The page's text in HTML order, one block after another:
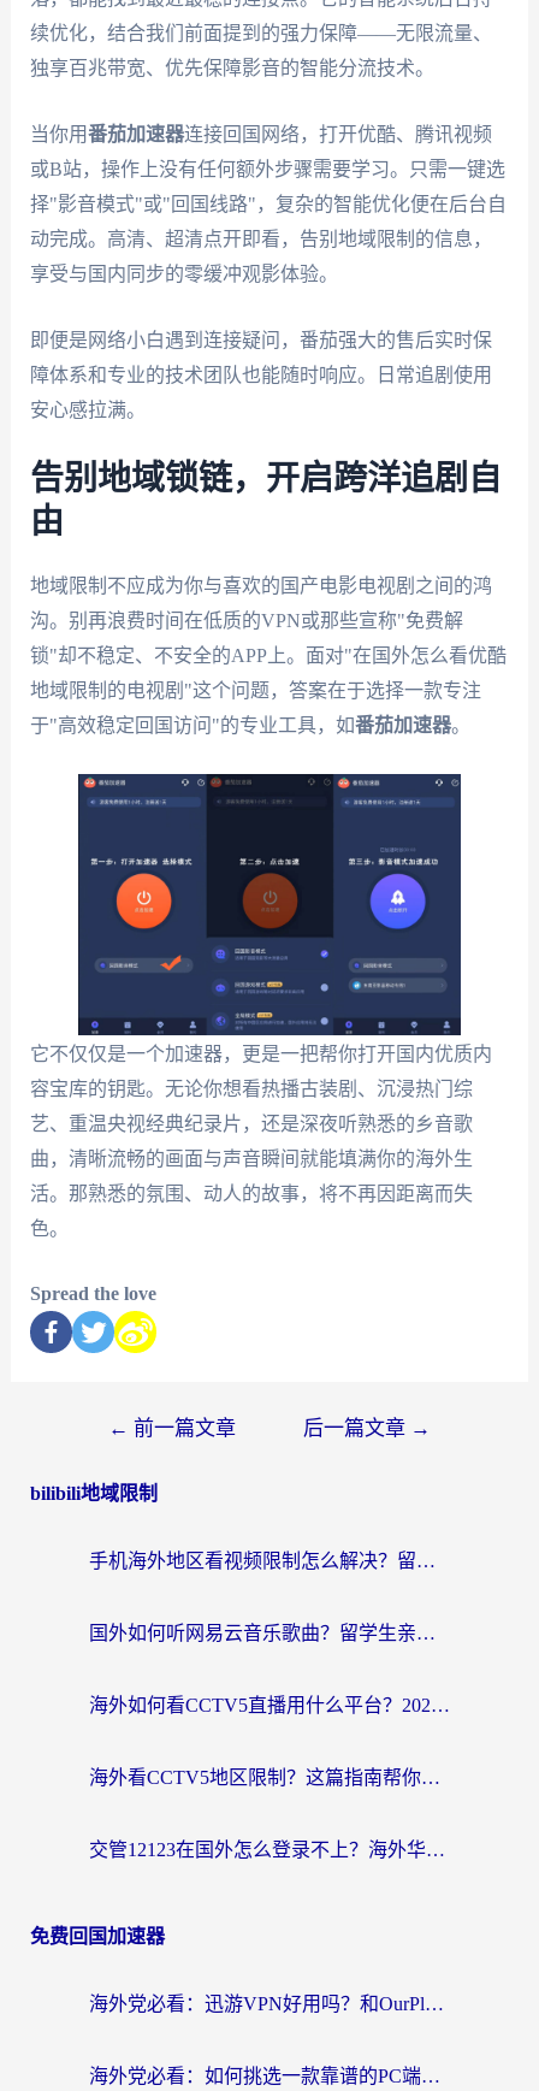
续优化，结合我们前面提到的强力保障——无限流量、
独享百兆带宽、优先保障影音的智能分流技术。
当你用番茄加速器连接回国网络，打开优酷、腾讯视频
或B站，操作上没有任何额外步骤需要学习。只需一键选
择"影音模式"或"回国线路"，复杂的智能优化便在后台自
动完成。高清、超清点开即看，告别地域限制的信息，
享受与国内同步的零缓冲观影体验。
即便是网络小白遇到连接疑问，番茄强大的售后实时保
障体系和专业的技术团队也能随时响应。日常追剧使用
安心感拉满。
告别地域锁链，开启跨洋追剧自
由
地域限制不应成为你与喜欢的国产电影电视剧之间的鸿
沟。别再浪费时间在低质的VPN或那些宣称"免费解
锁"却不稳定、不安全的APP上。面对"在国外怎么看优酷
地域限制的电视剧"这个问题，答案在于选择一款专注
于"高效稳定回国访问"的专业工具，如番茄加速器。
它不仅仅是一个加速器，更是一把帮你打开国内优质内
容宝库的钥匙。无论你想看热播古装剧、沉浸热门综
艺、重温央视经典纪录片，还是深夜听熟悉的乡音歌
曲，清晰流畅的画面与声音瞬间就能填满你的海外生
活。那熟悉的氛围、动人的故事，将不再因距离而失
色。
Spread the love
← 前一篇文章 后一篇文章 →
bilibili地域限制
手机海外地区看视频限制怎么解决？留学生亲测有效的回国加速器指南
国外如何听网易云音乐歌曲？留学生亲测有效的回国加速方案
海外如何看CCTV5直播用什么平台？2026最新指南：看欧洲杯、中超、奥运不再卡
海外看CCTV5地区限制？这篇指南帮你流畅看欧洲杯、NBA还听中文解说
交管12123在国外怎么登录不上？海外华人必看的回国加速器选择指南
免费回国加速器
海外党必看：迅游VPN好用吗？和OurPlay VPN对比哪个回国效果更好？附真实体验测评
海外党必看：如何挑选一款靠谱的PC端VPN，让回国冲浪不再卡顿